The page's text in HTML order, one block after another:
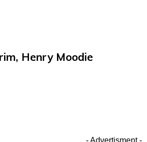
Henry Moodie
- Advertisment -